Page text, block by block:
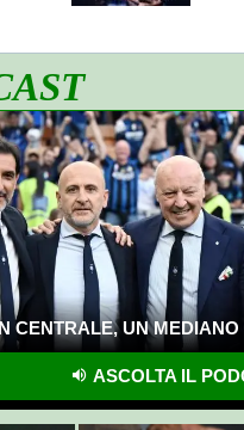
CENTRALE, UN
ASCOLTA IL